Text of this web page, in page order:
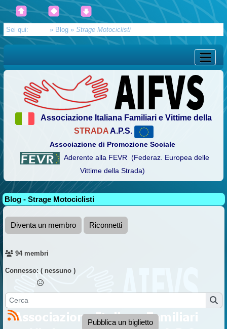
Sei qui: » Blog » Strage Motociclisti
Associazione Italiana Familiari e Vittime della
STRADAA.P.S.
Associazione di Promozione Sociale
Aderente alla FEVR (Federaz. Europea delle
Vittime della Strada)
Blog - Strage Motociclisti
Diventa un membro Riconnetti
94 membri
Connesso: ( nessuno )
Pubblica un biglietto